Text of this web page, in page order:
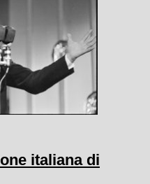
italiana di